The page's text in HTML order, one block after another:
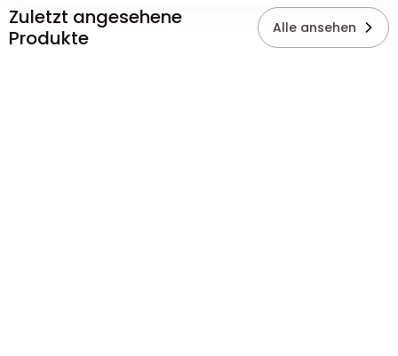
Zuletzt angesehene
Produkte
Alle ansehen